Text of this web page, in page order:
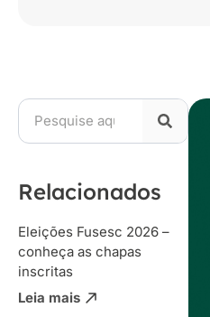
Relacionados
Eleições Fusesc 2026 –
conheça as chapas
inscritas
Leia mais